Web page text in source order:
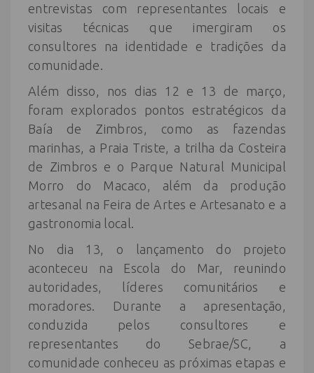
entrevistas com representantes locais e
visitas técnicas que imergiram os
consultores na identidade e tradições da
comunidade.
Além disso, nos dias 12 e 13 de março,
foram explorados pontos estratégicos da
Baía de Zimbros, como as fazendas
marinhas, a Praia Triste, a trilha da Costeira
de Zimbros e o Parque Natural Municipal
Morro do Macaco, além da produção
artesanal na Feira de Artes e Artesanato e a
gastronomia local.
No dia 13, o lançamento do projeto
aconteceu na Escola do Mar, reunindo
autoridades, líderes comunitários e
moradores. Durante a apresentação,
conduzida pelos consultores e
representantes do Sebrae/SC, a
comunidade conheceu as próximas etapas e